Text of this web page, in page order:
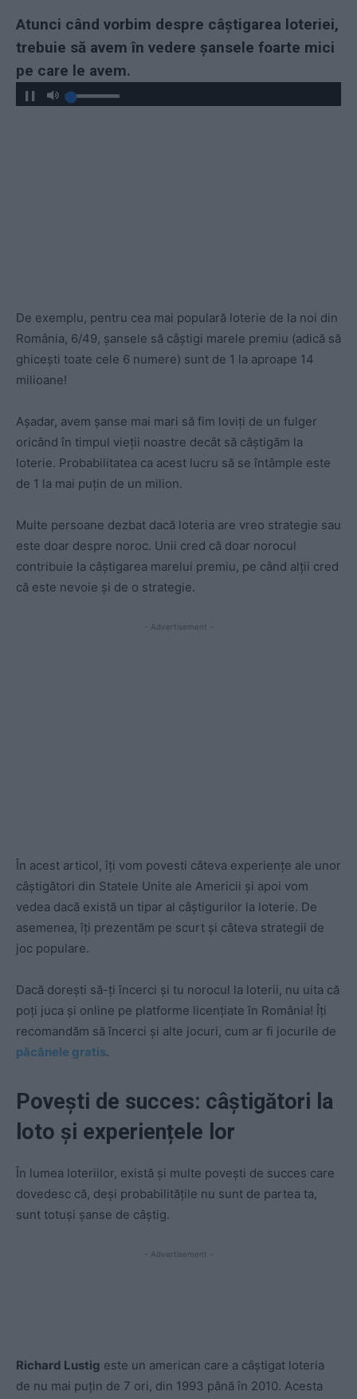
Atunci când vorbim despre câștigarea loteriei,
trebuie să avem în vedere șansele foarte mici
pe care le avem.
De exemplu, pentru cea mai populară loterie de la noi din
România, 6/49, șansele să câștigi marele premiu (adică să
ghicești toate cele 6 numere) sunt de 1 la aproape 14
milioane!
Așadar, avem șanse mai mari să fim loviți de un fulger
oricând în timpul vieții noastre decât să câștigăm la
loterie. Probabilitatea ca acest lucru să se întâmple este
de 1 la mai puțin de un milion.
Multe persoane dezbat dacă loteria are vreo strategie sau
este doar despre noroc. Unii cred că doar norocul
contribuie la câștigarea marelui premiu, pe când alții cred
că este nevoie și de o strategie.
- Advertisement -
În acest articol, îți vom povesti câteva experiențe ale unor
câștigători din Statele Unite ale Americii și apoi vom
vedea dacă există un tipar al câștigurilor la loterie. De
asemenea, îți prezentăm pe scurt și câteva strategii de
joc populare.
Dacă dorești să-ți încerci și tu norocul la loterii, nu uita că
poți juca și online pe platforme licențiate în România! Îți
recomandăm să încerci și alte jocuri, cum ar fi jocurile de
păcănele gratis.
Povești de succes: câștigători la
loto și experiențele lor
În lumea loteriilor, există și multe povești de succes care
dovedesc că, deși probabilitățile nu sunt de partea ta,
sunt totuși șanse de câștig.
- Advertisement -
Richard Lustig este un american care a câștigat loteria
de nu mai puțin de 7 ori, din 1993 până în 2010. Acesta